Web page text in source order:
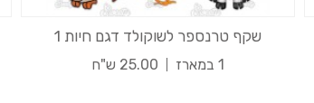
שקף טרנספר לשוקולד דגם חיות 1
1 במארז 25.00 ש"ח